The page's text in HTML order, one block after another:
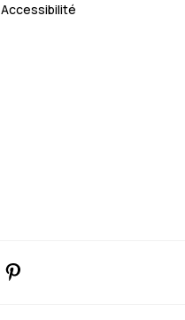
Accessibilité